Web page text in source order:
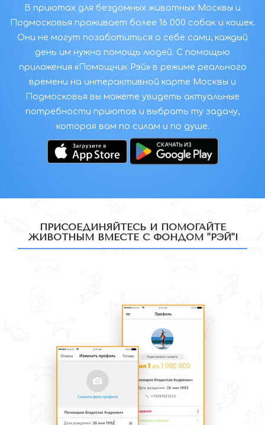
В приютах для бездомных животных Москвы и
Подмосковья проживает более 16 000 собак и кошек.
Они не могут позаботиться о себе сами, каждый
день им нужна помощь людей. С помощью
приложения «Помощник Рэй» в режиме реального
времени на интерактивной карте Москвы и
Подмосковья вы можете увидеть актуальные
потребности приютов и выбрать ту задачу,
которая вам по силам и по душе.
ПРИСОЕДИНЯЙТЕСЬ И ПОМОГАЙТЕ
ЖИВОТНЫМ ВМЕСТЕ С ФОНДОМ "РЭЙ"!